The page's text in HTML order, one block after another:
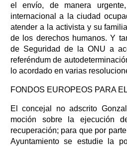
el envío, de manera
internacional a la ciudad
atender a la activista y su
de los derechos humanos. Y
de Seguridad de la ONU a
referéndum de
lo acordado en varias
FONDOS EUROPEOS PARA
El concejal no adscrito
moción sobre la ejecución
recuperación; para que por
Ayuntamiento se estudie la